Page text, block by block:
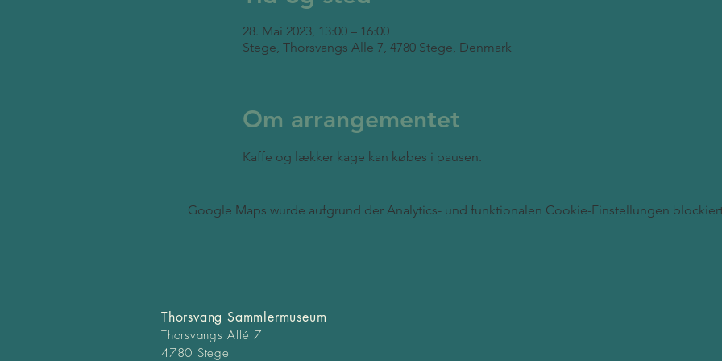
28. Mai 2023, 13:00 – 16:00
Stege, Thorsvangs Alle 7, 4780 Stege, Denmark
Om arrangementet
Kaffe og lækker kage kan købes i pausen.
Google Maps wurde aufgrund der Analytics- und funktionalen Cookie-Einstellungen
Thorsvang Sammlermuseum
Thorsvangs Allé 7
4780 Stege